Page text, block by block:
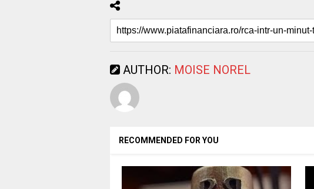
AUTHOR: MOISE NOREL
RECOMMENDED FOR YOU